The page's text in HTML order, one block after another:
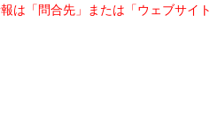
は「問合先」または「ウェブサイト